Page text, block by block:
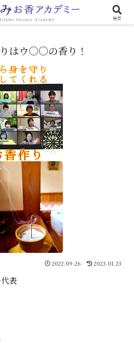
効く「お香のある生活」
はウ〇〇の香り！
2022.09.26 2023.01.23
表
検索